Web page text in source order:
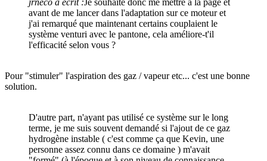
avant de me lancer dans l'adaptation sur ce moteur et
j'ai remarqué que maintenant certains couplaient le
système venturi avec le pantone, cela améliore-t'il
l'efficacité selon vous ?
Pour "stimuler" l'aspiration des gaz / vapeur etc... c'est une bonne
solution.
D'autre part, n'ayant pas utilisé ce système sur le long
terme, je me suis souvent demandé si l'ajout de ce gaz
hydrogène instable ( c'est comme ça que Kevin, une
personne assez connu dans ce domaine ) m'avait